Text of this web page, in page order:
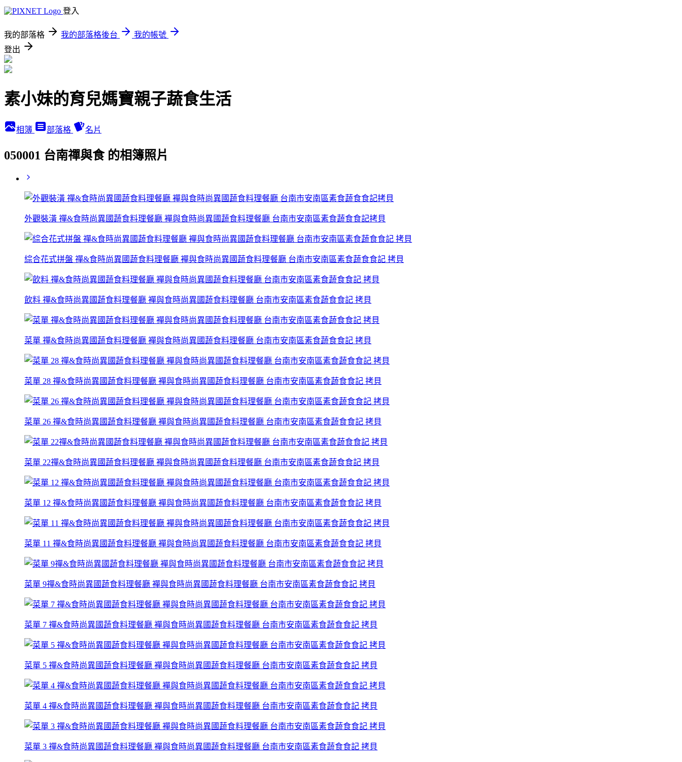
登入
我的部落格 我的部落格後台
我的帳號
登出
素小妹的育兒媽寶親子蔬食生活
相簿 部落格 名片
050001 台南禪與食 的相簿照片
外觀裝潢 禪&食時尚異國蔬食料理餐廳 襌與食時尚異國蔬食料理餐廳 台南市安南區素食蔬食食記拷貝
綜合花式拼盤 禪&食時尚異國蔬食料理餐廳 襌與食時尚異國蔬食料理餐廳 台南市安南區素食蔬食食記 拷貝
飲料 禪&食時尚異國蔬食料理餐廳 襌與食時尚異國蔬食料理餐廳 台南市安南區素食蔬食食記 拷貝
菜單 禪&食時尚異國蔬食料理餐廳 襌與食時尚異國蔬食料理餐廳 台南市安南區素食蔬食食記 拷貝
菜單 28 禪&食時尚異國蔬食料理餐廳 襌與食時尚異國蔬食料理餐廳 台南市安南區素食蔬食食記 拷貝
菜單 26 禪&食時尚異國蔬食料理餐廳 襌與食時尚異國蔬食料理餐廳 台南市安南區素食蔬食食記 拷貝
菜單 22禪&食時尚異國蔬食料理餐廳 襌與食時尚異國蔬食料理餐廳 台南市安南區素食蔬食食記 拷貝
菜單 12 禪&食時尚異國蔬食料理餐廳 襌與食時尚異國蔬食料理餐廳 台南市安南區素食蔬食食記 拷貝
菜單 11 禪&食時尚異國蔬食料理餐廳 襌與食時尚異國蔬食料理餐廳 台南市安南區素食蔬食食記 拷貝
菜單 9禪&食時尚異國蔬食料理餐廳 襌與食時尚異國蔬食料理餐廳 台南市安南區素食蔬食食記 拷貝
菜單 7 禪&食時尚異國蔬食料理餐廳 襌與食時尚異國蔬食料理餐廳 台南市安南區素食蔬食食記 拷貝
菜單 5 禪&食時尚異國蔬食料理餐廳 襌與食時尚異國蔬食料理餐廳 台南市安南區素食蔬食食記 拷貝
菜單 4 禪&食時尚異國蔬食料理餐廳 襌與食時尚異國蔬食料理餐廳 台南市安南區素食蔬食食記 拷貝
菜單 3 禪&食時尚異國蔬食料理餐廳 襌與食時尚異國蔬食料理餐廳 台南市安南區素食蔬食食記 拷貝